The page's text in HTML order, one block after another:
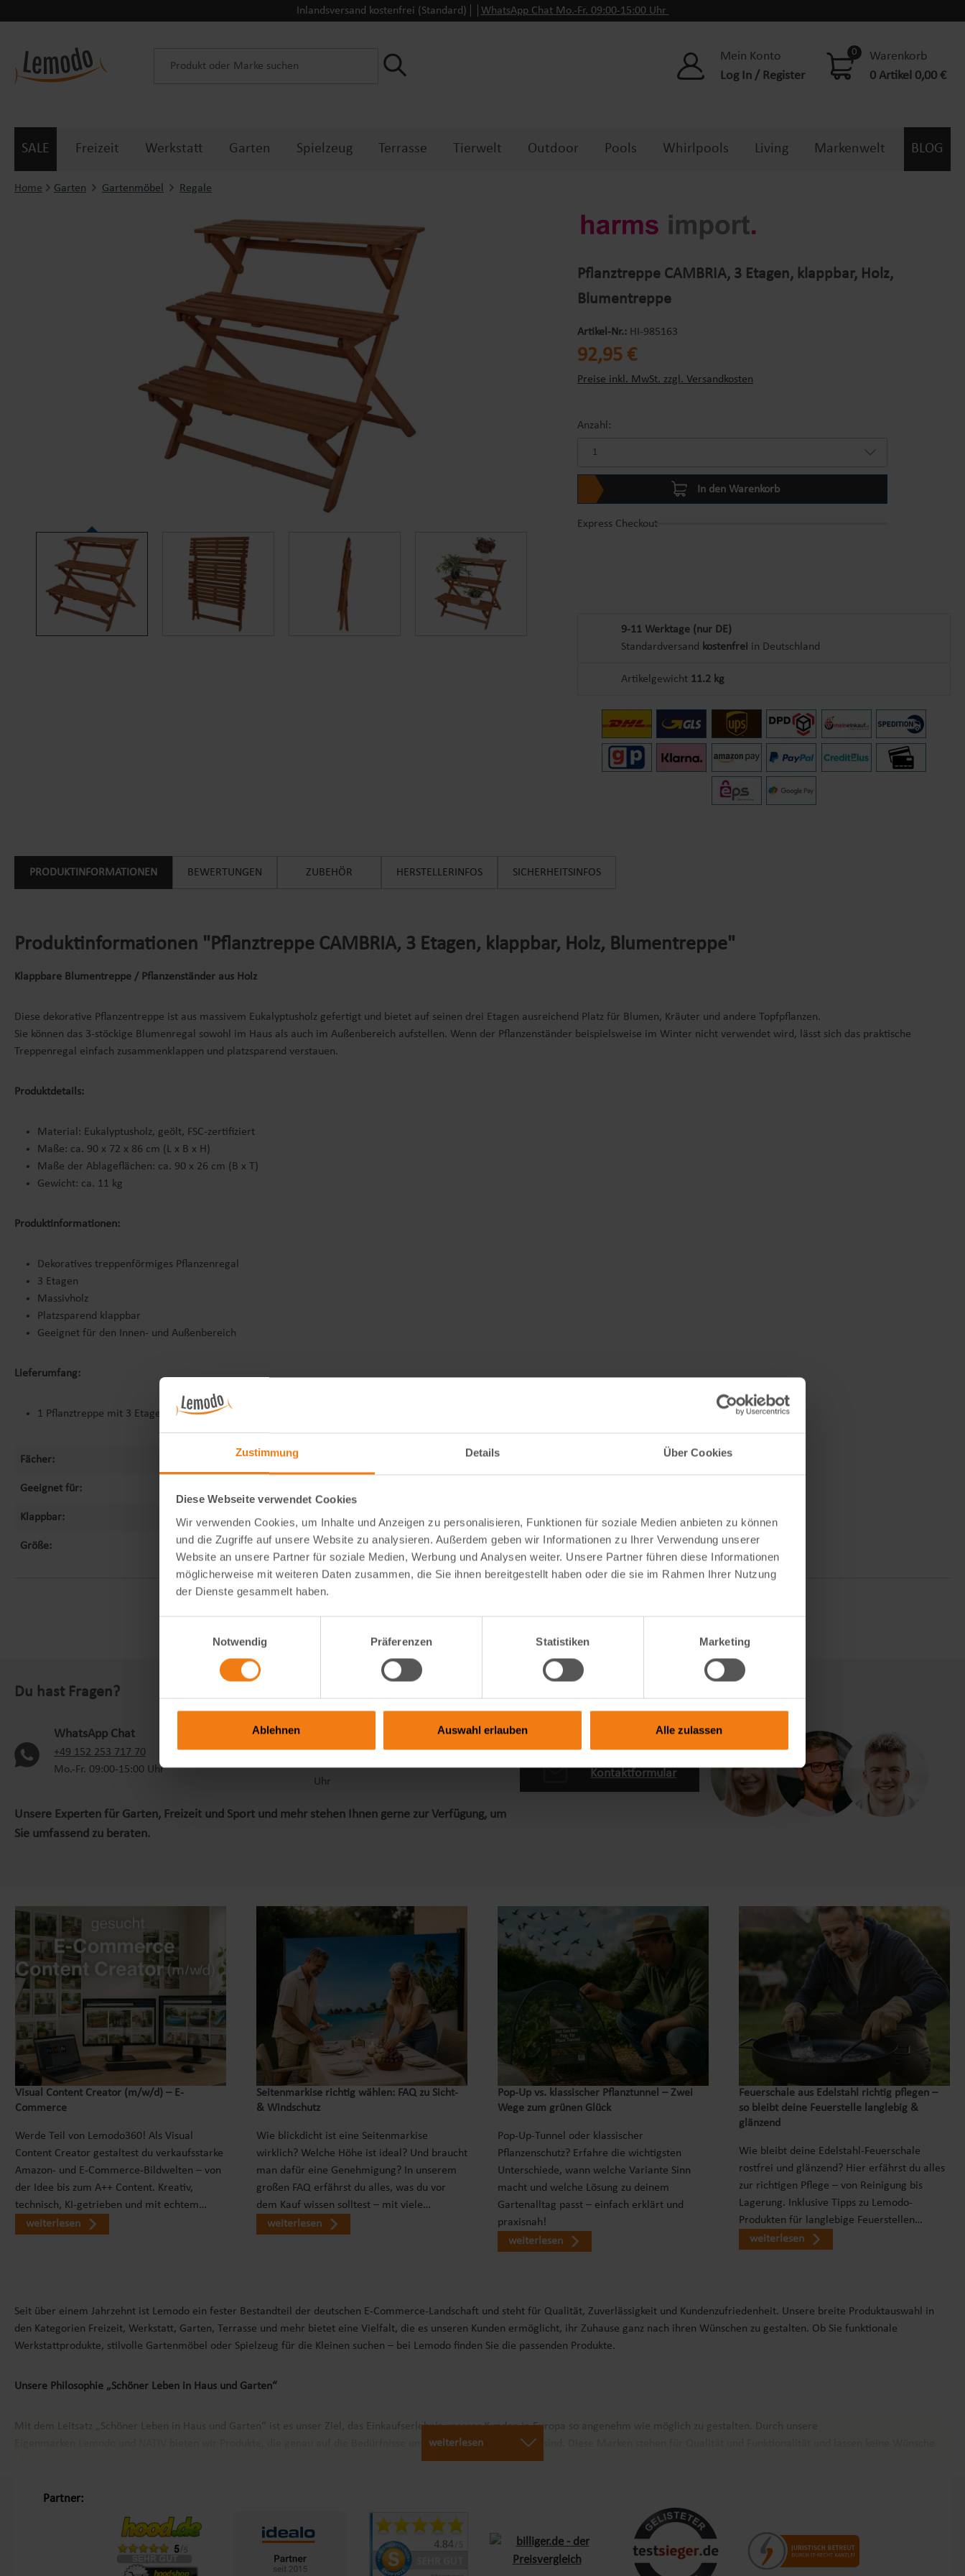
Zustimmung Details Über Cookies
Diese Webseite verwendet Cookies
Wir verwenden Cookies, um Inhalte und Anzeigen zu personalisieren, Funktionen für soziale Medien anbieten zu können
und die Zugriffe auf unsere Website zu analysieren. Außerdem geben wir Informationen zu Ihrer Verwendung unserer
Website an unsere Partner für soziale Medien, Werbung und Analysen weiter. Unsere Partner führen diese Informationen
möglicherweise mit weiteren Daten zusammen, die Sie ihnen bereitgestellt haben oder die sie im Rahmen Ihrer Nutzung
der Dienste gesammelt haben.
Notwendig
Präferenzen Statistiken Marketing
Ablehnen Auswahl erlauben Alle zulassen
Inlandsversand kostenfrei (Standard) WhatsApp Chat Mo.-Fr. 09:00-15:00 Uhr
Mein Konto
Log In / Register
0
Warenkorb
0 Artikel 0,00 €
SALE Freizeit Werkstatt Garten Spielzeug Terrasse Tierwelt Outdoor Pools Whirlpools Living Markenwelt BLOG
Home Garten Gartenmöbel Regale
Pflanztreppe CAMBRIA, 3 Etagen, klappbar, Holz,
Blumentreppe
Artikel-Nr.: HI-985163
Regulärer Preis:
92,95 €
Preise inkl. MwSt. zzgl. Versandkosten
Anzahl:
In den Warenkorb
Express Checkout
9-11 Werktage (nur DE)
Standardversand kostenfrei in Deutschland
Artikelgewicht 11.2 kg
PRODUKTINFORMATIONEN BEWERTUNGEN ZUBEHÖR HERSTELLERINFOS SICHERHEITSINFOS
Produktinformationen "Pflanztreppe CAMBRIA, 3 Etagen, klappbar, Holz, Blumentreppe"
Klappbare Blumentreppe / Pflanzenständer aus Holz
Diese dekorative Pflanzentreppe ist aus massivem Eukalyptusholz gefertigt und bietet auf seinen drei Etagen ausreichend Platz für Blumen, Kräuter und andere Topfpflanzen.
Sie können das 3-stöckige Blumenregal sowohl im Haus als auch im Außenbereich aufstellen. Wenn der Pflanzenständer beispielsweise im Winter nicht verwendet wird, lässt sich das praktische
Treppenregal einfach zusammenklappen und platzsparend verstauen.
Produktdetails:
Material: Eukalyptusholz, geölt, FSC-zertifiziert
Maße: ca. 90 x 72 x 86 cm (L x B x H)
Maße der Ablageflächen: ca. 90 x 26 cm (B x T)
Gewicht: ca. 11 kg
Produktinformationen:
Dekoratives treppenförmiges Pflanzenregal
3 Etagen
Massivholz
Platzsparend klappbar
Geeignet für den Innen- und Außenbereich
Lieferumfang:
1 Pflanztreppe mit 3 Etagen
Fächer:
Geeignet für:
Klappbar: Ja
Größe: 90x72x86 cm
Du hast Fragen?
WhatsApp Chat
+49 152 253 717 70 (oeffnet in neuem Tab)
Mo.-Fr. 09:00-15:00 Uhr
+49 9822 609 94 70
Mo.-Fr. 09:00-12:00 Uhr und 13:00-15:00
Uhr
Unsere Experten für Garten, Freizeit und Sport und mehr stehen Ihnen gerne zur Verfügung, um
Sie umfassend zu beraten.
Kontaktformular
Visual Content Creator (m/w/d) – E-
Commerce
Werde Teil von Lemodo360! Als Visual
Content Creator gestaltest du verkaufsstarke
Amazon- und E-Commerce-Bildwelten – von
der Idee bis zum A++ Content. Kreativ,
technisch, KI-getrieben und mit echtem…
weiterlesen
Seitenmarkise richtig wählen: FAQ zu Sicht-
& Windschutz
Wie blickdicht ist eine Seitenmarkise
wirklich? Welche Höhe ist ideal? Und braucht
man dafür eine Genehmigung? In unserem
großen FAQ erfährst du alles, was du vor
dem Kauf wissen solltest – mit viele…
weiterlesen
Pop‑Up vs. klassischer Pflanztunnel – Zwei
Wege zum grünen Glück
Pop-Up-Tunnel oder klassischer
Pflanzenschutz? Erfahre die wichtigsten
Unterschiede, wann welche Variante Sinn
macht und welche Lösung zu deinem
Gartenalltag passt – einfach erklärt und
praxisnah!
weiterlesen
Feuerschale aus Edelstahl richtig pflegen –
so bleibt deine Feuerstelle langlebig &
glänzend
Wie bleibt deine Edelstahl-Feuerschale
rostfrei und glänzend? Hier erfährst du alles
zur richtigen Pflege – von Reinigung bis
Lagerung. Inklusive Tipps zu Lemodo-
Produkten für langlebige Feuerstellen…
weiterlesen
Seit über einem Jahrzehnt ist Lemodo ein fester Bestandteil der deutschen E-Commerce-Landschaft und steht für Qualität, Zuverlässigkeit und Kundenzufriedenheit. Unsere breite Produktauswahl in
den Kategorien Freizeit, Werkstatt, Garten, Terrasse und mehr bietet eine Vielfalt, die es unseren Kunden ermöglicht, ihr Zuhause ganz nach ihren Wünschen zu gestalten. Ob Sie funktionale
Werkstattprodukte, stilvolle Gartenmöbel oder Spielzeug für die Kleinen suchen – bei Lemodo finden Sie die passenden Produkte.
Unsere Philosophie „Schöner Leben in Haus und Garten“
Mit dem Leitsatz „Schöner Leben in Haus und Garten“ ist es unser Ziel, das Einkaufserlebnis unserer Kunden in Europa so angenehm wie möglich zu gestalten. Durch unsere
bieten wir Produkte, die genau auf die Bedürfnisse unserer Kunden abgestimmt sind. Diese Marken stehen für Qualität und Funktionalität und lassen keine Wünsche
Kundenzufriedenheit und Service aus Deutschland
Mit einem zentralen Standort in Bechhofen, im Herzen Frankens, garantieren wir schnellen Versand und Verfügbarkeit für Kunden in ganz Europa. Unsere Kunden schätzen nicht nur die Produktvielfalt,
sondern auch den Service, den wir ihnen bieten. Von der Beratung bis zur Lieferung ist unser Team stets bestrebt, den Einkauf so angenehm und zuverlässig wie möglich zu gestalten. Vertrauen Sie auf
weiterlesen
Partner: